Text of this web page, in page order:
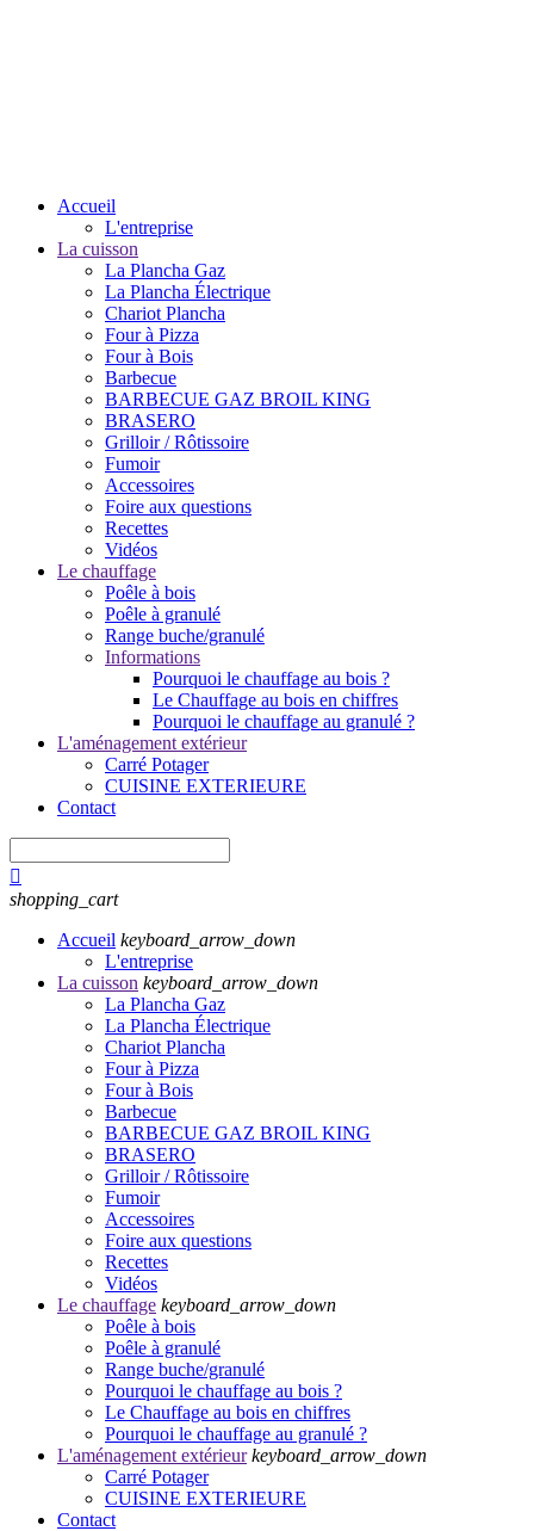
Accueil
L'entreprise
La cuisson
La Plancha Gaz
La Plancha Électrique
Chariot Plancha
Four à Pizza
Four à Bois
Barbecue
BARBECUE GAZ BROIL KING
BRASERO
Grilloir / Rôtissoire
Fumoir
Accessoires
Foire aux questions
Recettes
Vidéos
Le chauffage
Poêle à bois
Poêle à granulé
Range buche/granulé
Informations
Pourquoi le chauffage au bois ?
Le Chauffage au bois en chiffres
Pourquoi le chauffage au granulé ?
L'aménagement extérieur
Carré Potager
CUISINE EXTERIEURE
Contact

shopping_cart
Accueil keyboard_arrow_down
L'entreprise
La cuisson keyboard_arrow_down
La Plancha Gaz
La Plancha Électrique
Chariot Plancha
Four à Pizza
Four à Bois
Barbecue
BARBECUE GAZ BROIL KING
BRASERO
Grilloir / Rôtissoire
Fumoir
Accessoires
Foire aux questions
Recettes
Vidéos
Le chauffage keyboard_arrow_down
Poêle à bois
Poêle à granulé
Range buche/granulé
Pourquoi le chauffage au bois ?
Le Chauffage au bois en chiffres
Pourquoi le chauffage au granulé ?
L'aménagement extérieur keyboard_arrow_down
Carré Potager
CUISINE EXTERIEURE
Contact